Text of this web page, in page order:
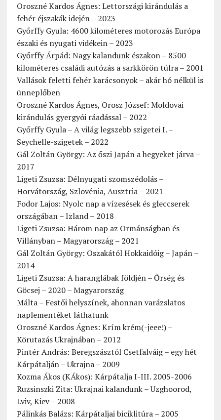
Oroszné Kardos Ágnes: Lettországi kirándulás a
fehér éjszakák idején – 2023
Győrffy Gyula: 4600 kilométeres motorozás Európa
északi és nyugati vidékein – 2023
Győrffy Árpád: Nagy kalandunk északon – 8500
kilométeres családi autózás a sarkkörön túlra – 2001
Vallások feletti fehér karácsonyok – akár hó nélkül is
ünneplőben
Oroszné Kardos Ágnes, Orosz József: Moldovai
kirándulás gyergyói ráadással – 2022
Győrffy Gyula – A világ legszebb szigetei I. –
Seychelle-szigetek – 2022
Gál Zoltán György: Az őszi Japán a hegyeket járva –
2017
Ligeti Zsuzsa: Délnyugati szomszédolás –
Horvátország, Szlovénia, Ausztria – 2021
Fodor Lajos: Nyolc nap a vízesések és gleccserek
országában – Izland – 2018
Ligeti Zsuzsa: Három nap az Ormánságban és
Villányban – Magyarország – 2021
Gál Zoltán György: Oszakától Hokkaidóig – Japán –
2014
Ligeti Zsuzsa: A haranglábak földjén – Őrség és
Göcsej – 2020 – Magyarország
Málta – Festői helyszínek, ahonnan varázslatos
naplementéket láthatunk
Oroszné Kardos Ágnes: Krím krém(-jeee!) –
Körutazás Ukrajnában – 2012
Pintér András: Beregszásztól Csetfalváig – egy hét
Kárpátalján – Ukrajna – 2009
Kozma Ákos (KÁkos): Kárpátalja I-III. 2005-2006
Ruzsinszki Zita: Ukrajnai kalandunk – Uzghoorod,
Lviv, Kiev – 2008
Pálinkás Balázs: Kárpátaljai biciklitúra – 2005